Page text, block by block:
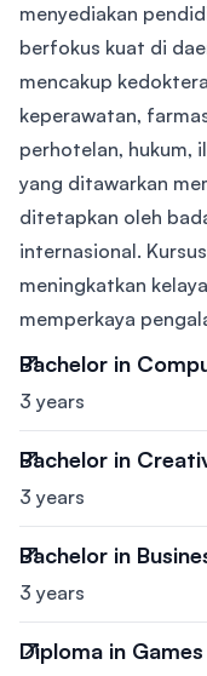
menyediakan
berfokus kuat di
mencakup
keperawatan,
perhotelan, hukum,
yang ditawarkan
ditetapkan oleh
internasional.
meningkatkan
memperkaya
Bachelor in
3 years
Bachelor in
3 years
Bachelor in
3 years
Diploma in